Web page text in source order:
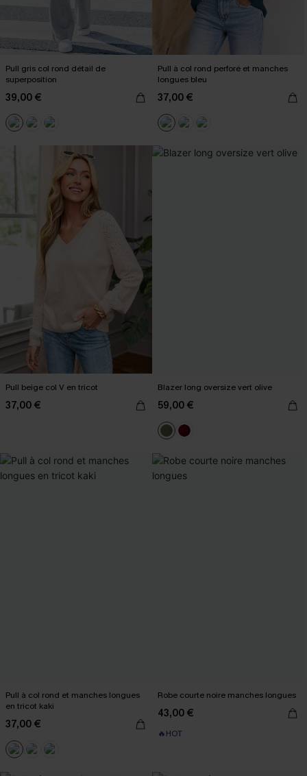
Pull gris col rond détail de
superposition
39,00 €
Pull à col rond perforé et manches
longues bleu
37,00 €
Pull beige col V en tricot
37,00 €
Blazer long oversize vert olive
59,00 €
Pull à col rond et manches longues
en tricot kaki
37,00 €
Robe courte noire manches longues
43,00 €
🔥HOT